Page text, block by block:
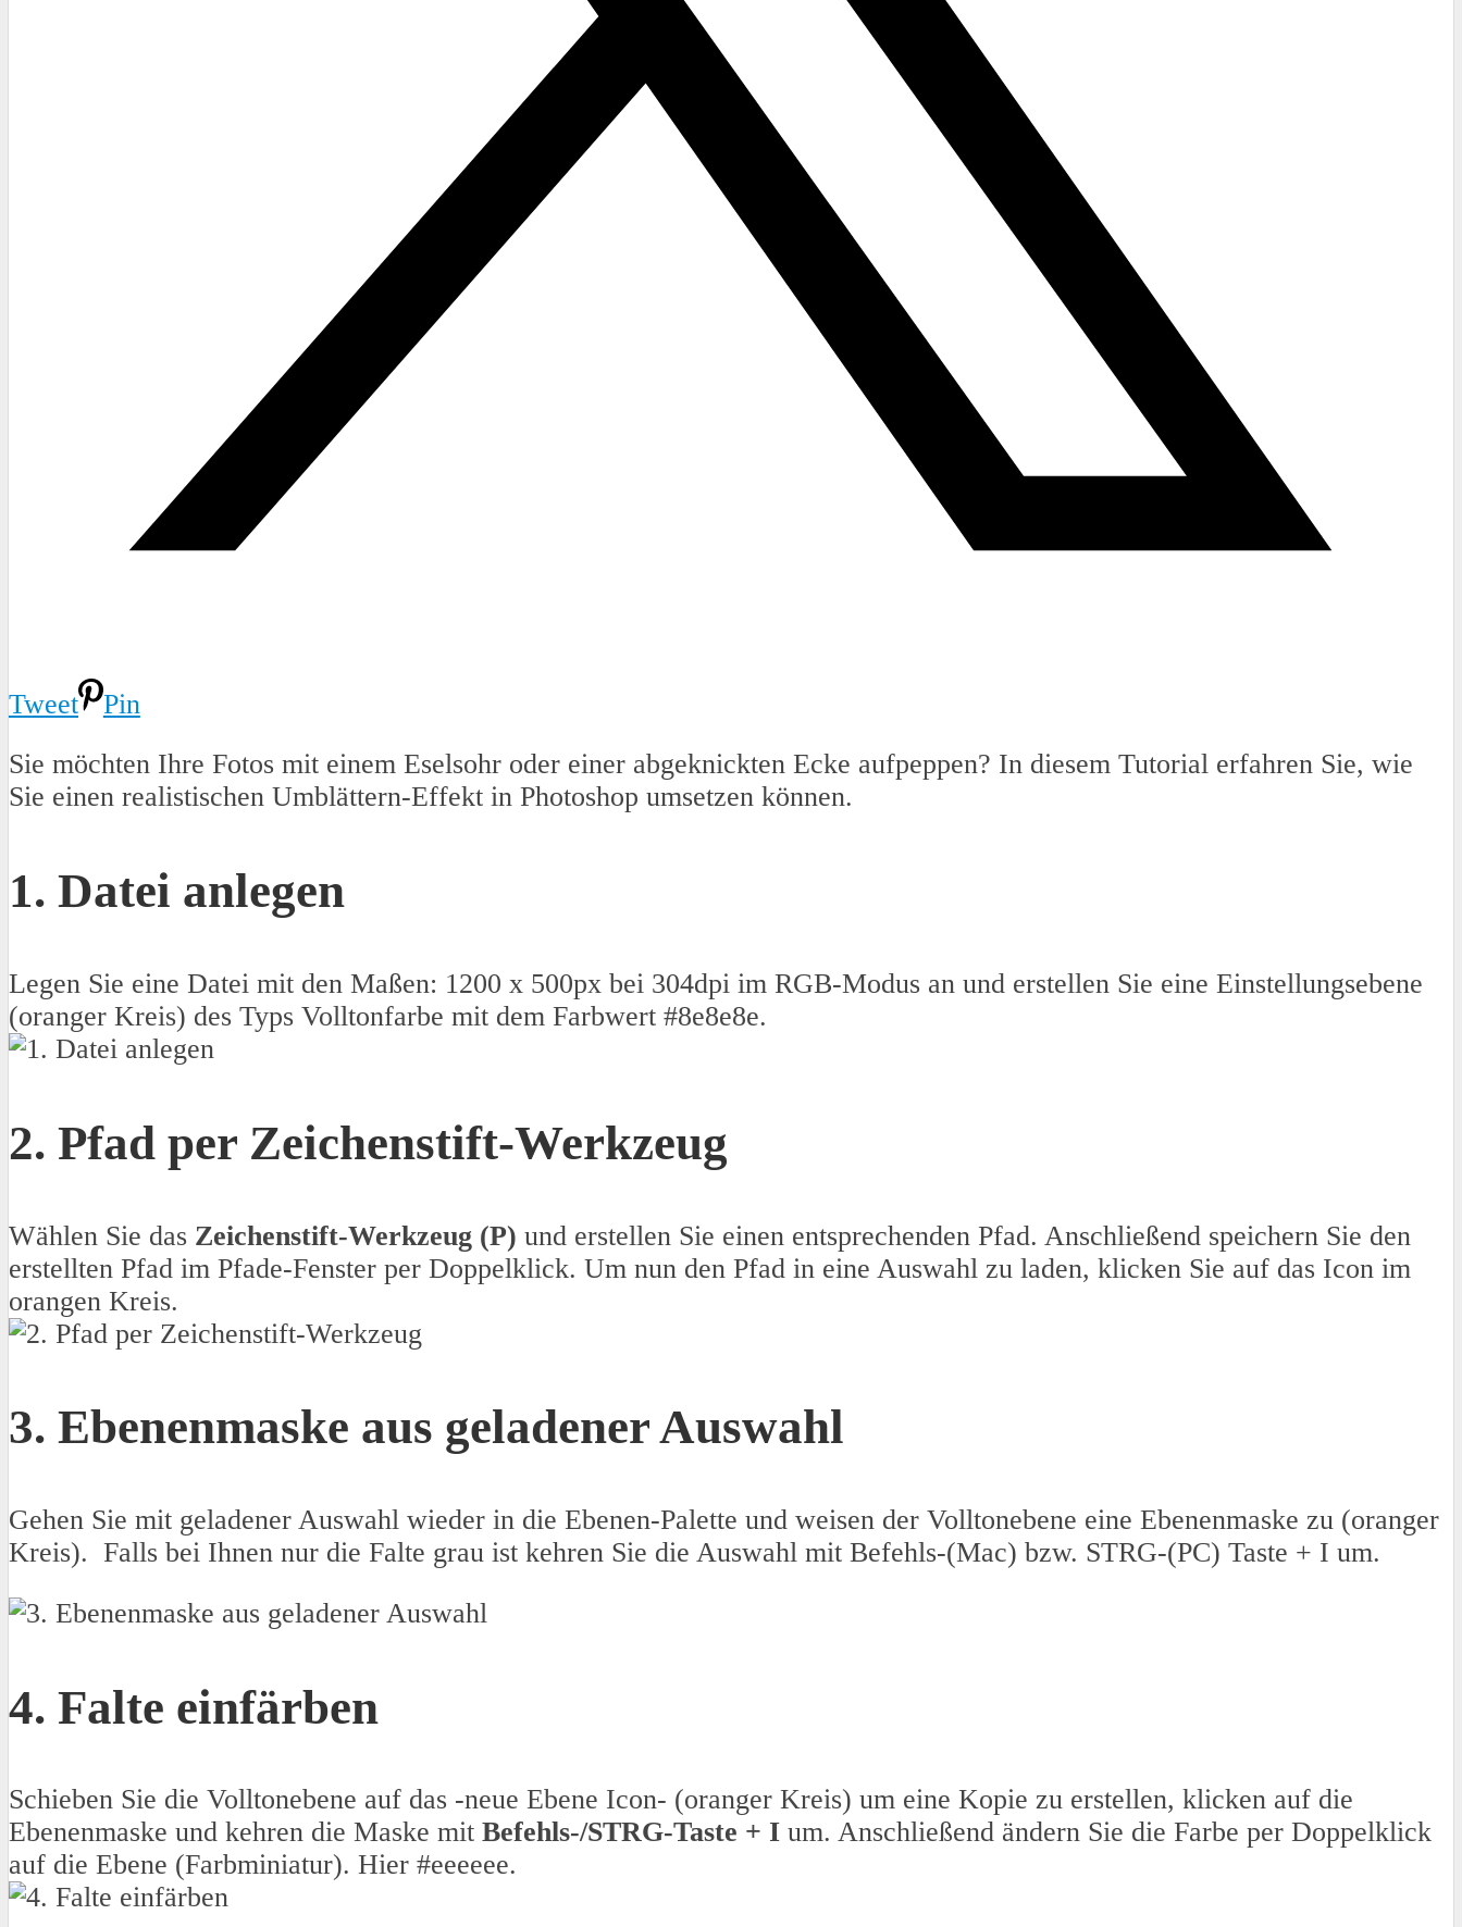
Tweet
Pin
Sie möchten Ihre Fotos mit einem Eselsohr oder einer abgeknickten Ecke aufpeppen? In diesem Tutorial erfahren Sie, wie
Sie einen realistischen Umblättern-Effekt in Photoshop umsetzen können.
1. Datei anlegen
Legen Sie eine Datei mit den Maßen: 1200 x 500px bei 304dpi im RGB-Modus an und erstellen Sie eine Einstellungsebene
(oranger Kreis) des Typs Volltonfarbe mit dem Farbwert #8e8e8e.
2. Pfad per Zeichenstift-Werkzeug
Wählen Sie das Zeichenstift-Werkzeug (P) und erstellen Sie einen entsprechenden Pfad. Anschließend speichern Sie den
erstellten Pfad im Pfade-Fenster per Doppelklick. Um nun den Pfad in eine Auswahl zu laden, klicken Sie auf das Icon im
orangen Kreis.
3. Ebenenmaske aus geladener Auswahl
Gehen Sie mit geladener Auswahl wieder in die Ebenen-Palette und weisen der Volltonebene eine Ebenenmaske zu (oranger
Kreis). Falls bei Ihnen nur die Falte grau ist kehren Sie die Auswahl mit Befehls-(Mac) bzw. STRG-(PC) Taste + I um.
4. Falte einfärben
Schieben Sie die Volltonebene auf das -neue Ebene Icon- (oranger Kreis) um eine Kopie zu erstellen, klicken auf die
Ebenenmaske und kehren die Maske mit Befehls-/STRG-Taste + I um. Anschließend ändern Sie die Farbe per Doppelklick
auf die Ebene (Farbminiatur). Hier #eeeeee.